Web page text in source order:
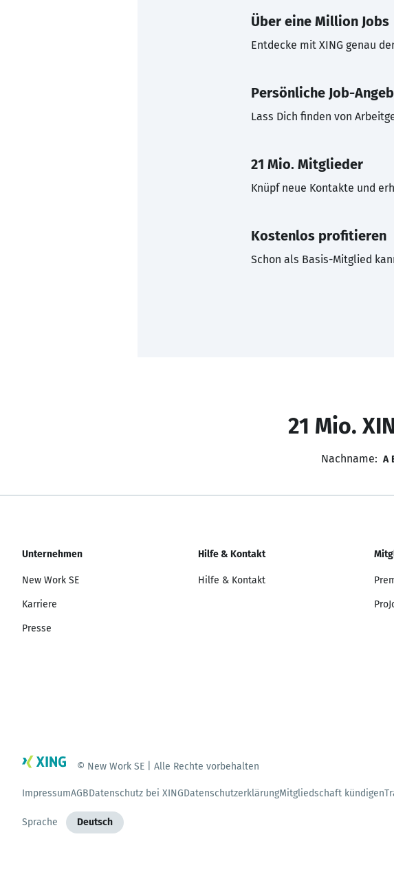
Über eine Million Jobs
Entdecke mit XING genau
Persönliche Job-
Lass Dich finden von
21 Mio. Mitglieder
Knüpf neue Kontakte und
Kostenlos profitieren
Schon als Basis-Mitglied
21 Mio.
Nachname: A
Unternehmen
New Work SE
Karriere
Presse
Hilfe & Kontakt
Hilfe & Kontakt
© New Work SE | Alle Rechte vorbehalten
ImpressumAGBDatenschutz bei XINGDatenschutzerklärungMitgliedschaft kündigen
Sprache Deutsch